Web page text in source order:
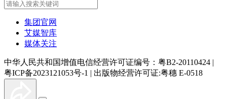
集团官网
艾媒智库
媒体关注
中华人民共和国增值电信经营许可证编号：粤B2-20110424 |
粤ICP备2023121053号-1 | 出版物经营许可证:粤穗 E-0518